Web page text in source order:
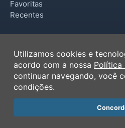
Favoritas
Recentes
Termos de Uso
Política de Privacidade
Ferramentas
Contato
Utilizamos cookies e
acordo com a nossa Política
continuar navegando, você
condições.